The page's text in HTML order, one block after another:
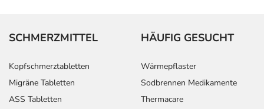
SCHMERZMITTEL
Kopfschmerztabletten
Migräne Tabletten
ASS Tabletten
HÄUFIG GESUCHT
Wärmepflaster
Sodbrennen Medikamente
Thermacare